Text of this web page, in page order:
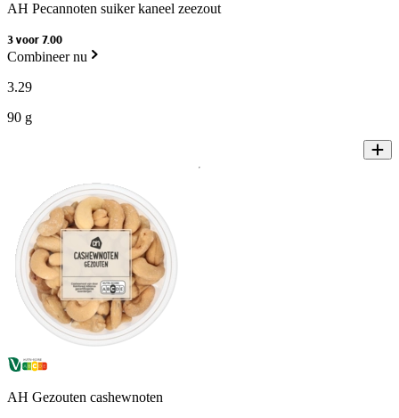
AH Pecannoten suiker kaneel zeezout
3 voor 7.00
Combineer nu
3.29
90 g
AH Gezouten cashewnoten